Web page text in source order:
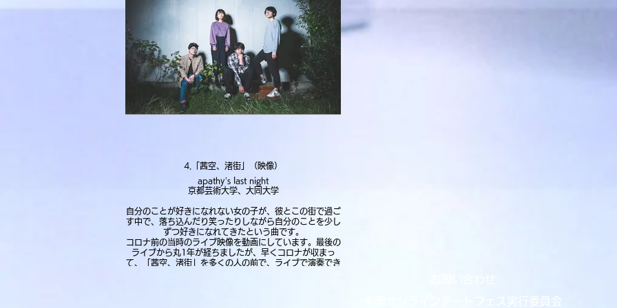
4.「茜空、渚街」（映像）
apathy’s last night
京都芸術大学、大同大学
自分のことが好きになれない女の子が、彼とこの街で過ご
す中で、落ち込んだり笑ったりしながら自分のことを少し
ずつ好きになれてきたという曲です。
コロナ前の当時のライブ映像を動画にしています。最後の
ライブから丸1年が経ちましたが、早くコロナが収まっ
て、「茜空、渚街」を多くの人の前で、ライブで演奏でき
全国オンラインアートフェス実行委員会